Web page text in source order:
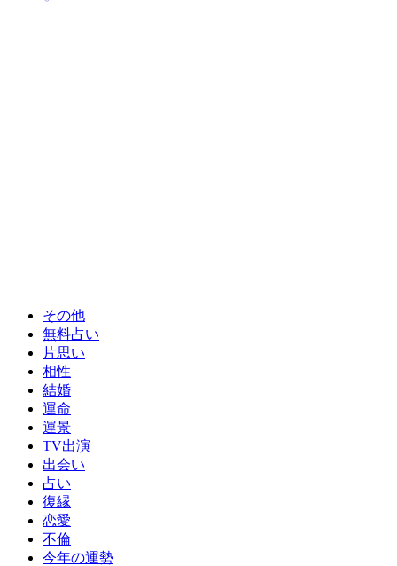
その他
無料占い
片思い
相性
結婚
運命
運景
TV出演
出会い
占い
復縁
恋愛
不倫
今年の運勢